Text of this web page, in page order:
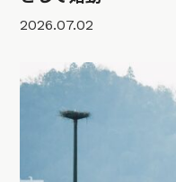
2026.07.02